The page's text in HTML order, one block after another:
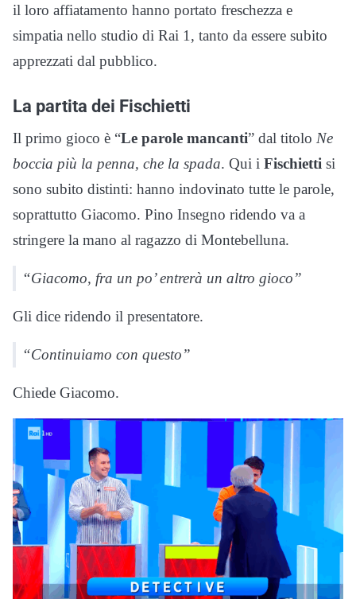
il loro affiatamento hanno portato freschezza e
simpatia nello studio di Rai 1, tanto da essere subito
apprezzati dal pubblico.
La partita dei Fischietti
Il primo gioco è “Le parole mancanti” dal titolo Ne
boccia più la penna, che la spada. Qui i Fischietti si
sono subito distinti: hanno indovinato tutte le parole,
soprattutto Giacomo. Pino Insegno ridendo va a
stringere la mano al ragazzo di Montebelluna.
“Giacomo, fra un po’ entrerà un altro gioco”
Gli dice ridendo il presentatore.
“Continuiamo con questo”
Chiede Giacomo.